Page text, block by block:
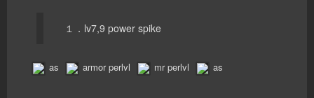
１．lv7,9 power spike
as armor perlvl mr perlvl as